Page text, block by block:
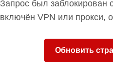
Запрос был заблокирован
включён VPN или прокси,
Обновить